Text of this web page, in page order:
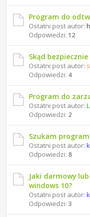
Program do
Ostatni post autor:
Odpowiedzi: 12
Skąd
Ostatni post autor:
Odpowiedzi: 4
Program do
Ostatni post autor:
Odpowiedzi: 2
Szukam
Ostatni post autor:
Odpowiedzi: 8
Jaki darmowy
windows 10?
Ostatni post autor:
Odpowiedzi: 3